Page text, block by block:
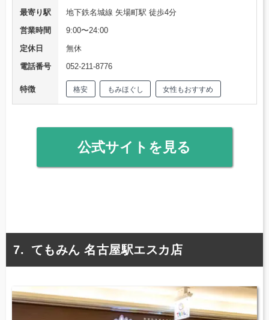
最寄り駅
地下鉄名城線 矢場町駅 徒歩4分
営業時間
9:00〜24:00
定休日
無休
電話番号
052-211-8776
特徴 格安 もみほぐし 女性もおすすめ
公式サイトを見る
てもみん 名古屋駅エスカ店